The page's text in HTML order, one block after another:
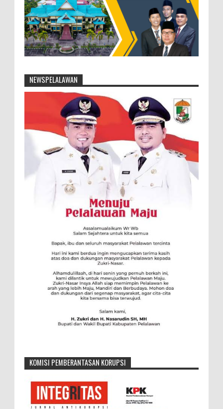
NEWSPELALAWAN
KOMISI PEMBERANTASAN KORUPSI